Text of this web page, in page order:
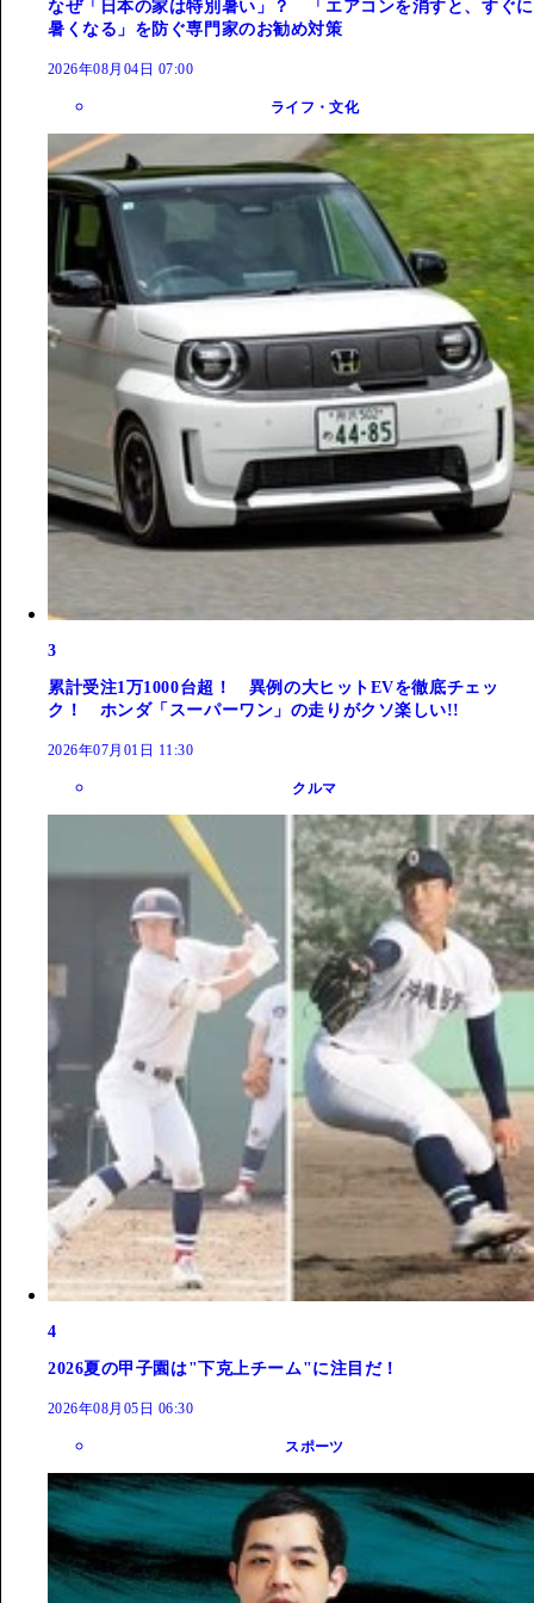
なぜ「日本の家は特別暑い」？ 「エアコンを消すと、すぐに
暑くなる」を防ぐ専門家のお勧め対策
2026年08月04日 07:00
ライフ・文化
3
累計受注1万1000台超！ 異例の大ヒットEVを徹底チェッ
ク！ ホンダ「スーパーワン」の走りがクソ楽しい!!
2026年07月01日 11:30
クルマ
4
2026夏の甲子園は"下克上チーム"に注目だ！
2026年08月05日 06:30
スポーツ